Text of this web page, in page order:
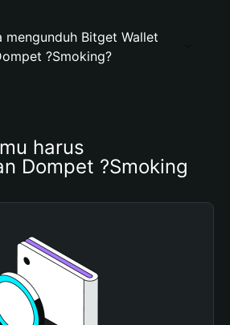
mengunduh Bitget Wallet
?Smoking?
harus
Dompet ?Smoking